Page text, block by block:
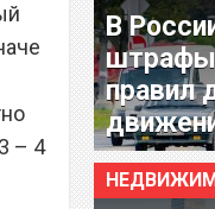
– 4
В
штрафы
правил